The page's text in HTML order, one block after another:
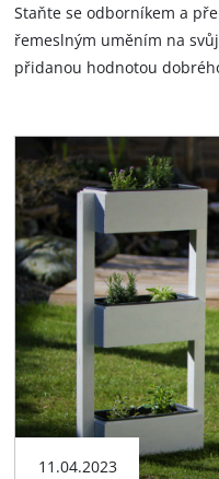
čeština
CSčeština
Deutsch
Staňte se odborníkem a
řemeslným uměním na
přidanou hodnotou
11.04.2023